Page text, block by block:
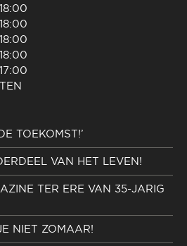
TOEKOMST!’
VAN HET LEVEN!
TER ERE VAN 35-JARIG
NIET ZOMAAR!